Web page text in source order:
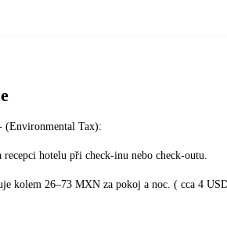
(Environmental Tax):
recepci hotelu při check-inu nebo check-outu.
kolem 26–73 MXN za pokoj a noc. ( cca 4